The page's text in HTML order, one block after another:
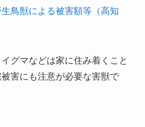
鳥獣による被害額等（高知
グマなどは家に住み着くこと
害にも注意が必要な害獣で